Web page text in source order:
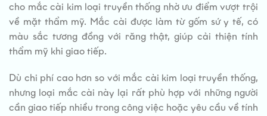
cho mắc cài kim loại truyền thống nhờ ưu điểm vượt trội
về mặt thẩm mỹ. Mắc cài được làm từ gốm sứ y tế, có
màu sắc tương đồng với răng thật, giúp cải thiện tính
thẩm mỹ khi giao tiếp.
Dù chi phí cao hơn so với mắc cài kim loại truyền thống,
nhưng loại mắc cài này lại rất phù hợp với những người
cần giao tiếp nhiều trong công việc hoặc yêu cầu về tính